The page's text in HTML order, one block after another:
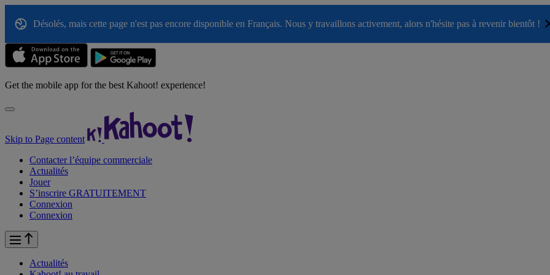
Désolés, mais cette page n'est pas encore disponible en Français. Nous y travaillons activement, alors n'hésite pas à revenir bientôt !
Get the mobile app for the best Kahoot! experience!
Skip to Page content
Contacter l’équipe commerciale
Actualités
Jouer
S’inscrire GRATUITEMENT
Connexion
Connexion
Actualités